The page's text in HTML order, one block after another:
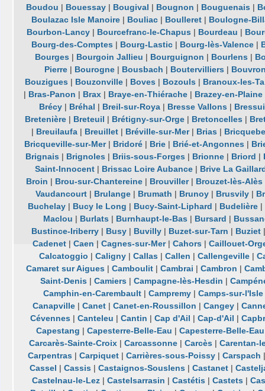
Boudou | Bouessay| Bougival | Bougnon | Bouguenais |
Boulazac Isle Manoire | Bouliac | Boulleret | Boulogne-
Bourbon-Lancy| Bourcefranc-le-Chapus | Bourdeau |
Bourg-des-Comptes | Bourg-Lastic| Bourg-lès-Valence|
Bourges | Bourgoin Jallieu | Bourguignon | Bourlens |
Pierre| Bourogne| Bousbach | Boutervilliers |
Bouzigues | Bouzonville| Boves | Bozouls | Branoux-les-
| Bras-Panon | Brax | Braye-en-Thiérache | Brazey-en-Plaine
Brécy| Bréhal | Breil-sur-Roya| Bresse Vallons |
Bretenière | Breteuil | Brétigny-sur-Orge | Bretoncelles |
| Breuilaufa | Breuillet | Bréville-sur-Mer| Brias |
Bricqueville-sur-Mer| Bridoré| Brie| Brié-et-Angonnes |
Brignais | Brignoles | Briis-sous-Forges | Brionne| Briord |
Saint-Innocent| Brissac Loire Aubance| Brive La
Broin | Brou-sur-Chantereine | Brouviller| Brouzet-lès-Alès
Vaudancourt| Brulange| Brumath | Brunoy| Brusvily|
Buchelay| Bucy le Long | Bucy-Saint-Liphard | Budelière|
Maclou | Burlats | Burnhaupt-le-Bas | Bursard |
Bustince-Iriberry | Busy | Buvilly | Buzet-sur-Tarn | Buziet
Cadenet |Caen |Cagnes-sur-Mer|Cahors |Caillouet-
Calcatoggio | Caligny| Callas| Callen | Callengeville|
Camaret sur Aigues |Camboulit |Cambrai |Cambron |
Saint-Denis| Camiers| Campagne-lès-Hesdin |
Camphin-en-Carembault| Campremy| Camps-sur-l'Isle
Canapville |Canet |Canet-en-Roussillon |Cangey |
Cévennes |Canteleu |Cantin |Cap d'Ail |Cap-d'Ail |
Capestang | Capesterre-Belle-Eau | Capesterre-Belle-Eau
Carcarès-Sainte-Croix |Carcassonne |Carcès |Carentan-
Carpentras| Carpiquet| Carrières-sous-Poissy| Carspach
Cassel | Cassis| Castaignos-Souslens| Castanet|
Castelnau-le-Lez |Castelsarrasin |Castétis |Castets |